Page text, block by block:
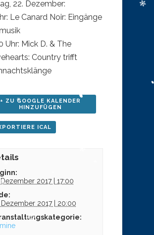
22. Dezember:
Le Canard Noir: Eingänge
Uhr: Mick D. & The
Country trifft
+ ZU GOOGLE KALENDER
HINZUFÜGEN
ICAL
2017 | 17:00
Dezember 2017 | 20:00